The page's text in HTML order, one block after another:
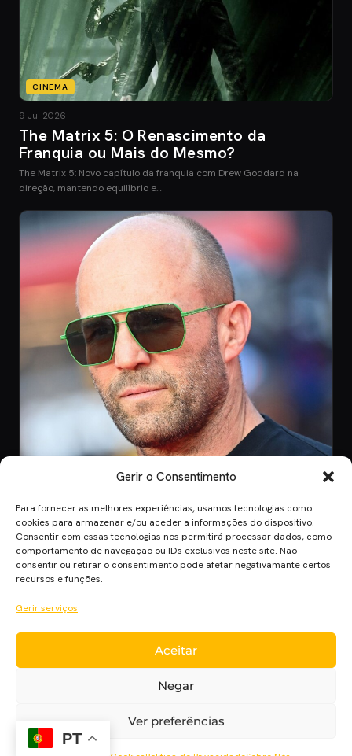
Gerir o Consentimento
Para fornecer as melhores experiências, usamos tecnologias como
cookies para armazenar e/ou aceder a informações do dispositivo.
Consentir com essas tecnologias nos permitirá processar dados, como
comportamento de navegação ou IDs exclusivos neste site. Não
consentir ou retirar o consentimento pode afetar negativamante certos
recursos e funções.
Gerir serviços
Aceitar
Negar
Ver preferências
CINEMA
9 Jul 2026
The Matrix 5: O Renascimento da
Franquia ou Mais do Mesmo?
The Matrix 5: Novo capítulo da franquia com Drew Goddard na
direção, mantendo equilíbrio e…
CINEMA
8 Jul 2026
Mutiny: O Novo Thriller de Ação de Jason
Statham em 2026
quando o filme chega aos cinem…
Sobre
PT